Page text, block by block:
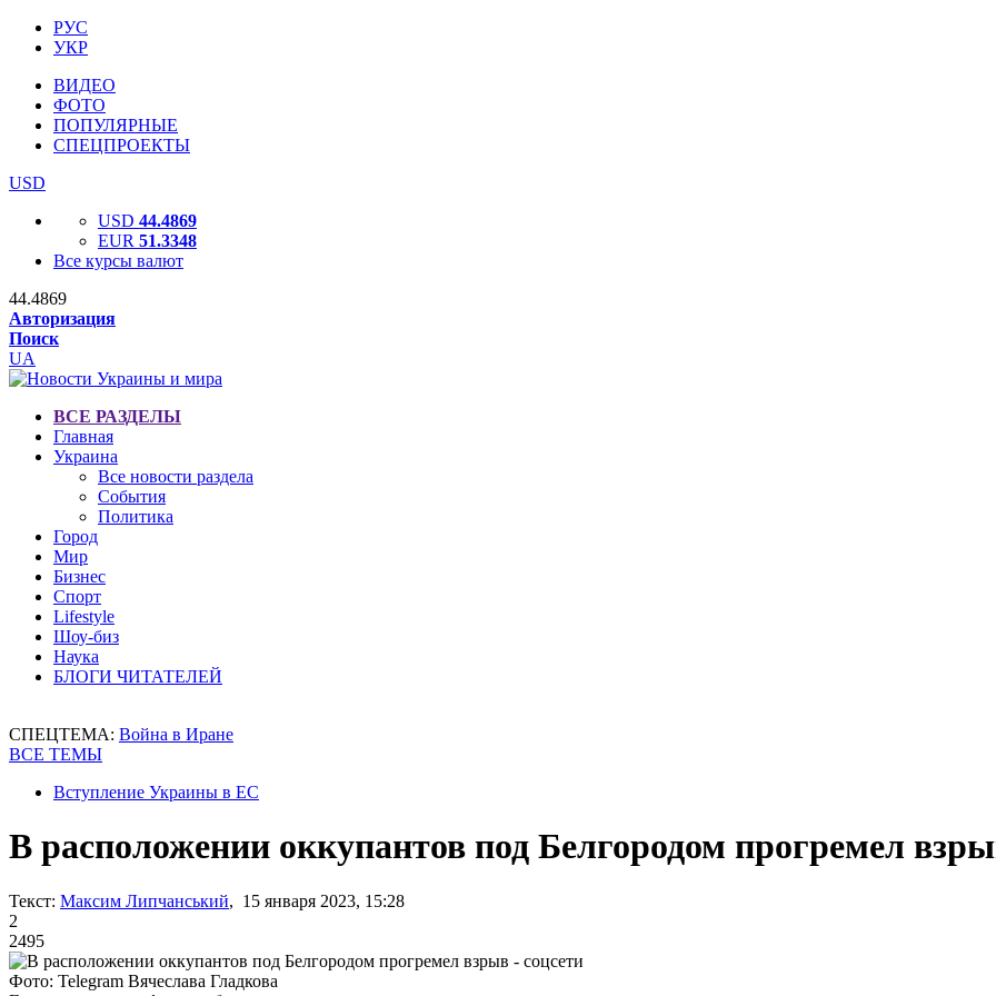
РУС
УКР
ВИДЕО
ФОТО
ПОПУЛЯРНЫЕ
СПЕЦПРОЕКТЫ
USD
USD 44.4869
EUR 51.3348
Все курсы валют
44.4869
Авторизация
Поиск
UA
ВСЕ РАЗДЕЛЫ
Главная
Украина
Все новости раздела
События
Политика
Город
Мир
Бизнес
Спорт
Lifestyle
Шоу-биз
Наука
БЛОГИ ЧИТАТЕЛЕЙ
СПЕЦТЕМА: Война в Иране
ВСЕ ТЕМЫ
Вступление Украины в ЕС
В расположении оккупантов под Белгородом прогремел
Текст: Максим Липчанський, 15 января 2023, 15:28
2
2495
Фото: Telegram Вячеслава Гладкова